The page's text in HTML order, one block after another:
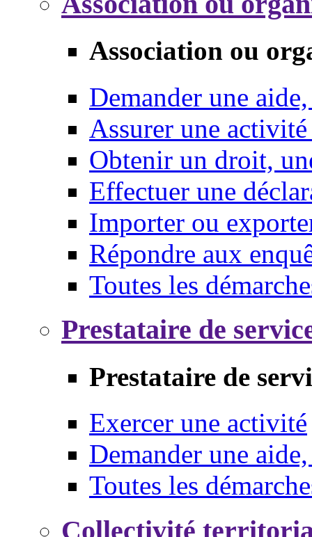
Association ou
Demander une
Assurer une
Obtenir un droit,
Effectuer une
Importer ou
Répondre aux
Toutes les
Prestataire de
Prestataire de
Exercer une activité
Demander une
Toutes les
Collectivité